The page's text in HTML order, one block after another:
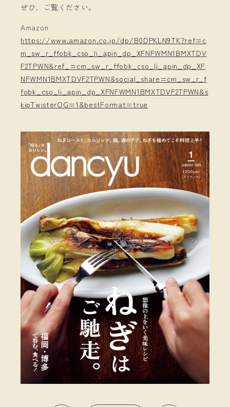
ぜひ、ご覧ください。
Amazon
https://www.amazon.co.jp/dp/B0DPKLN9TK?ref=c
m_sw_r_ffobk_cso_li_apin_dp_XFNFWMN1BMXTDV
F2TPWN&ref_=cm_sw_r_ffobk_cso_li_apin_dp_XF
NFWMN1BMXTDVF2TPWN&social_share=cm_sw_r_f
fobk_cso_li_apin_dp_XFNFWMN1BMXTDVF2TPWN&s
kipTwisterOG=1&bestFormat=true